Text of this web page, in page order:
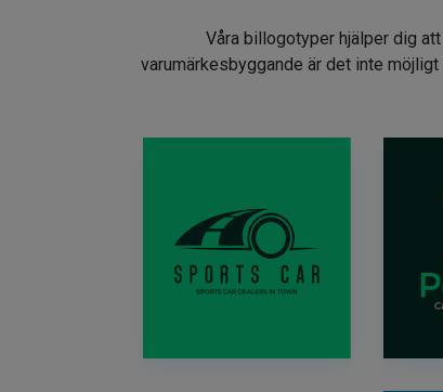
Våra billogotyper hjälper dig
varumärkesbyggande är det inte